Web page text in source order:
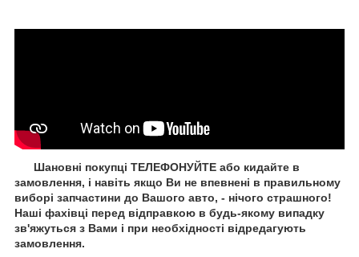
Шановні покупці ТЕЛЕФОНУЙТЕ або кидайте в
замовлення, і навіть якщо Ви не впевнені в правильному
виборі запчастини до Вашого авто, - нічого страшного!
Наші фахівці перед відправкою в будь-якому випадку
зв'яжуться з Вами і при необхідності відредагують
замовлення.